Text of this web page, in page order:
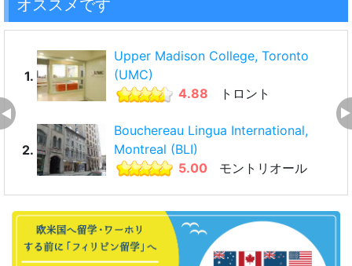
オススメです
1.
Upper Madison College, Toronto
(UMC)
4.88
トロント
2.
Bouchereau Lingua International,
Montreal (BLI)
5.00
モントリオール